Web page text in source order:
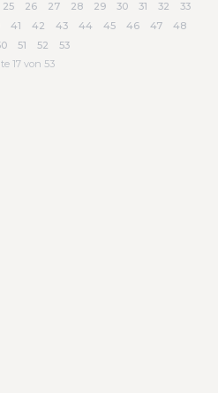
25 26 27 28 29 30 31 32
33
41 42 43 44 45 46 47
48
51 52
53
17 von 53